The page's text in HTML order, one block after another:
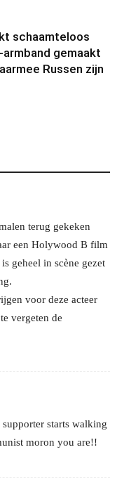
schaamteloos
armband gemaakt
Russen zijn
terug gekeken
een Holywood B film
geheel in scène gezet
voor deze acteer
vergeten de
supporter starts walking
moron you are!!